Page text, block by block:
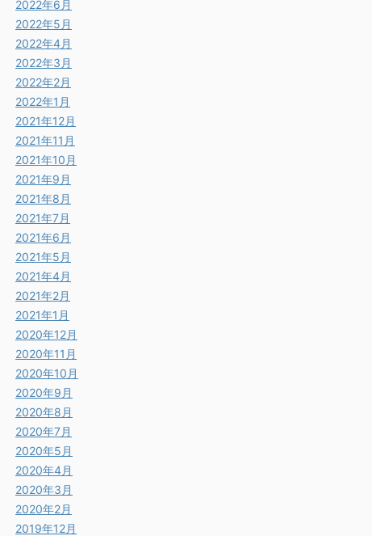
2022年6月
2022年5月
2022年4月
2022年3月
2022年2月
2022年1月
2021年12月
2021年11月
2021年10月
2021年9月
2021年8月
2021年7月
2021年6月
2021年5月
2021年4月
2021年2月
2021年1月
2020年12月
2020年11月
2020年10月
2020年9月
2020年8月
2020年7月
2020年5月
2020年4月
2020年3月
2020年2月
2019年12月